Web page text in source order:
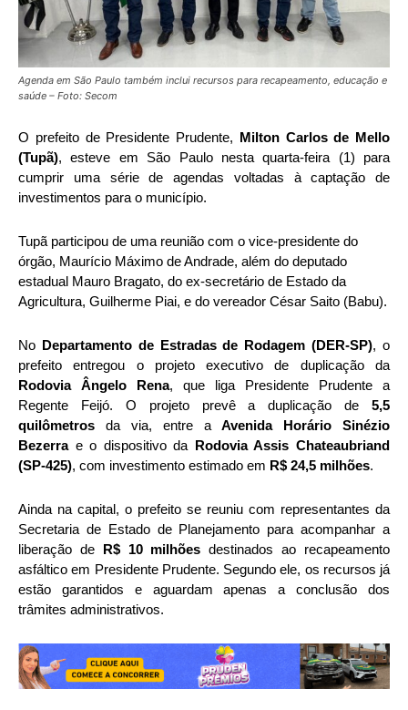
Agenda em São Paulo também inclui recursos para recapeamento, educação e
saúde – Foto: Secom
O prefeito de Presidente Prudente, Milton Carlos de Mello
(Tupã), esteve em São Paulo nesta quarta-feira (1) para
cumprir uma série de agendas voltadas à captação de
investimentos para o município.
Tupã participou de uma reunião com o vice-presidente do
órgão, Maurício Máximo de Andrade, além do deputado
estadual Mauro Bragato, do ex-secretário de Estado da
Agricultura, Guilherme Piai, e do vereador César Saito (Babu).
No Departamento de Estradas de Rodagem (DER-SP), o
prefeito entregou o projeto executivo de duplicação da
Rodovia Ângelo Rena, que liga Presidente Prudente a
Regente Feijó. O projeto prevê a duplicação de 5,5
quilômetros da via, entre a Avenida Horário Sinézio
Bezerrae o dispositivo da Rodovia Assis Chateaubriand
(SP-425), com investimento estimado em R$ 24,5 milhões.
Ainda na capital, o prefeito se reuniu com representantes da
Secretaria de Estado de Planejamento para acompanhar a
liberação de R$ 10 milhões destinados ao recapeamento
asfáltico em Presidente Prudente. Segundo ele, os recursos já
estão garantidos e aguardam apenas a conclusão dos
trâmites administrativos.